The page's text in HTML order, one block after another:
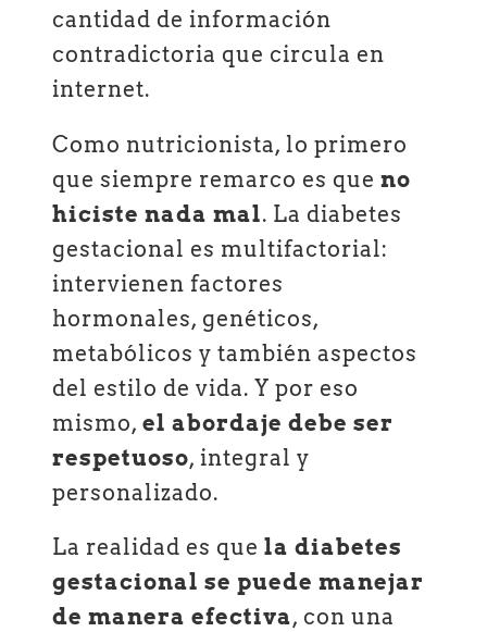
cantidad de información
contradictoria que circula en
internet.
Como nutricionista, lo primero
que siempre remarco es queno
hiciste nada mal. La diabetes
gestacional es multifactorial:
intervienen factores
hormonales, genéticos,
metabólicos y también aspectos
del estilo de vida. Y por eso
mismo,el abordaje debe ser
respetuoso, integral y
personalizado.
La realidad es quela diabetes
gestacional se puede manejar
de manera efectiva, con una